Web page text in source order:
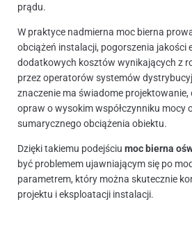
prądu.
W praktyce nadmierna moc bierna
obciążeń instalacji, pogorszenia jakości
dodatkowych kosztów wynikających z
przez operatorów systemów
znaczenie ma świadome projektowanie,
opraw o wysokim współczynniku mocy
sumarycznego obciążenia obiektu.
Dzięki takiemu podejściu moc bierna
być problemem ujawniającym się po
parametrem, który można skutecznie
projektu i eksploatacji instalacji.